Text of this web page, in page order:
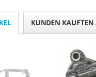
KUNDEN KAUFTEN